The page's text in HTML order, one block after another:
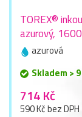
TOREX®
azurový,
azurová
Skladem >
714 Kč
590 Kč bez DPH